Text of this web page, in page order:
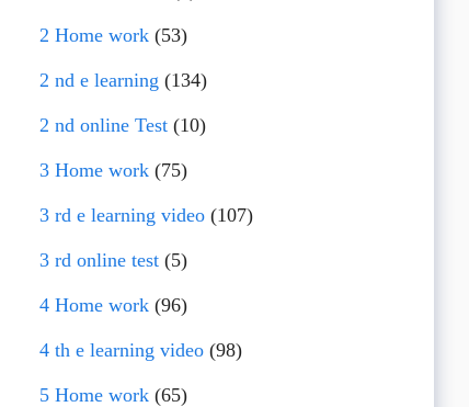
2 Home work(53)
2 nd e learning (134)
2 nd online Test(10)
3 Home work(75)
3 rd e learning video(107)
3 rd online test(5)
4 Home work(96)
4 th e learning video(98)
5 Home work(65)